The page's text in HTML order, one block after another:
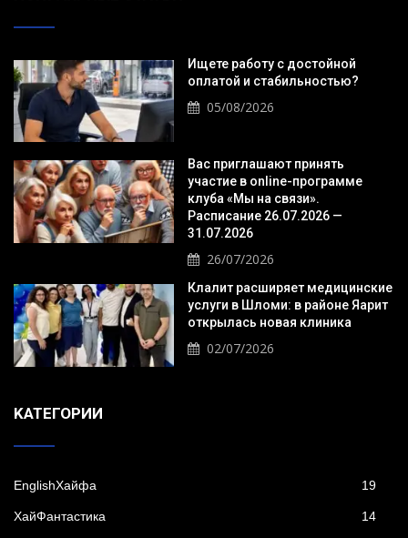
Ищете работу с достойной
оплатой и стабильностью?
05/08/2026
Вас приглашают принять
участие в online-программе
клуба «Мы на связи».
Расписание 26.07.2026 —
31.07.2026
26/07/2026
Клалит расширяет медицинские
услуги в Шломи: в районе Яарит
открылась новая клиника
02/07/2026
KАТЕГОРИИ
EnglishХайфа 19
XайФантастика 14